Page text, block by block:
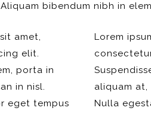
Aliquam bibendum nibh in
amet,
elit.
porta in
in nisl.
eget tempus
Lorem
aliquam at,
Nulla